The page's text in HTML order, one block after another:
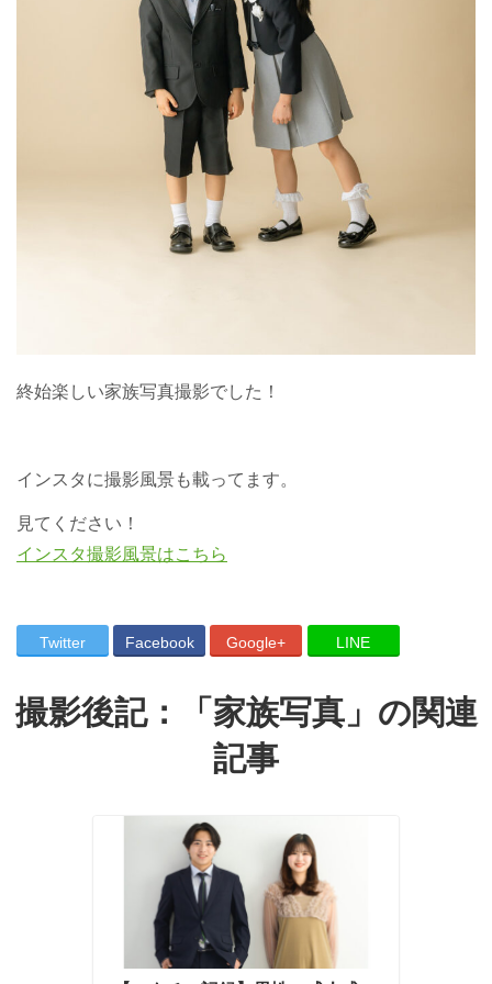
終始楽しい家族写真撮影でした！
インスタに撮影風景も載ってます。
見てください！
インスタ撮影風景はこちら
Twitter Facebook Google+ LINE
撮影後記：「 家族写真」の関連
記事